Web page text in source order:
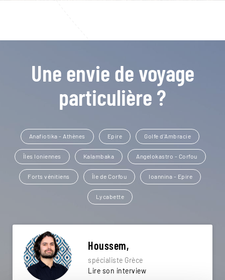
Une envie de voyage
particulière ?
Anafiotika - Athènes Epire Golfe d'Ambracie
Îles Ioniennes Kalambaka Angelokastro - Corfou
Forts vénitiens Île de Corfou Ioannina - Epire
Lycabette
Houssem,
spécialiste Grèce
Lire son interview